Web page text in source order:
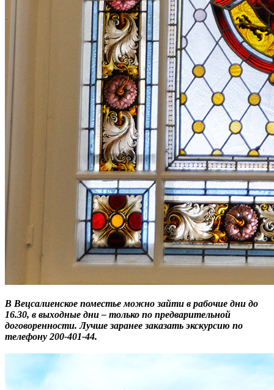
В Вецсалиенское поместье можно зайти в рабочие дни до
16.30, в выходные дни – только по предварительной
договоренности. Лучше заранее заказать экскурсию по
телефону 200-401-44.